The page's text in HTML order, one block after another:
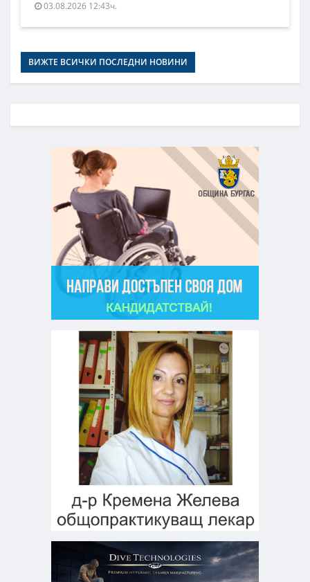
03.08.2026 12:43ч.
ВИЖТЕ ВСИЧКИ ПОСЛЕДНИ НОВИНИ